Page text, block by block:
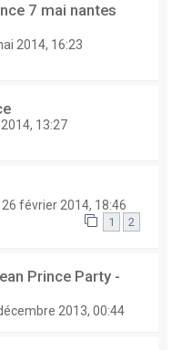
7 mai nantes
2014, 16:23
13:27
26 février 2014, 18:46
1 2
Prince Party -
2013, 00:44